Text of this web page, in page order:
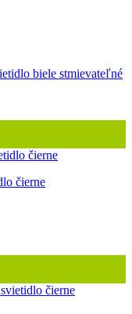
biele stmievateľné
čierne